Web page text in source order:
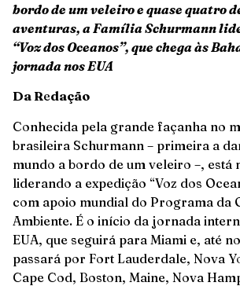
bordo de um veleiro e quase quatro
aventuras, a Família Schurmann
“Voz dos Oceanos”, que chega às
jornada nos EUA
Da Redação
Conhecida pela grande façanha no
brasileira Schurmann – primeira a
mundo a bordo de um veleiro –, está
liderando a expedição “Voz dos
com apoio mundial do Programa da
Ambiente. É o início da jornada
EUA, que seguirá para Miami e, até
passará por Fort Lauderdale, Nova
Cape Cod, Boston, Maine, Nova